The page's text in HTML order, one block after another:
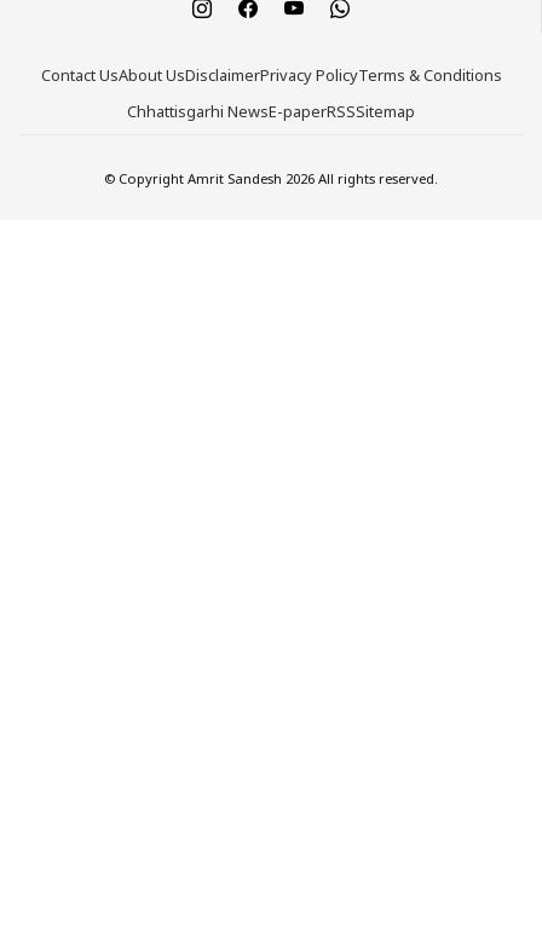
Contact UsAbout UsDisclaimerPrivacy PolicyTerms & Conditions
Chhattisgarhi NewsE-paperRSSSitemap
© Copyright Amrit Sandesh 2026 All rights reserved.